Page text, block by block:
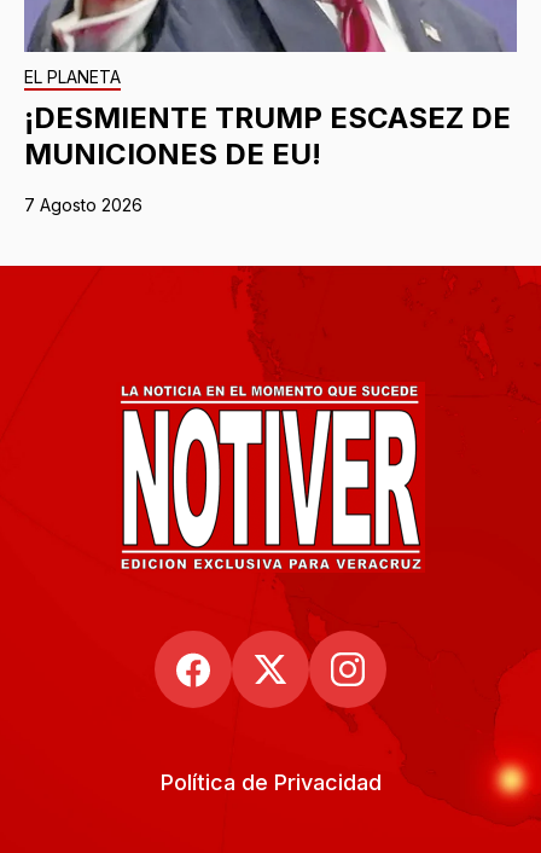
EL PLANETA
¡DESMIENTE TRUMP ESCASEZ DE
MUNICIONES DE EU!
7 Agosto 2026
Política de Privacidad